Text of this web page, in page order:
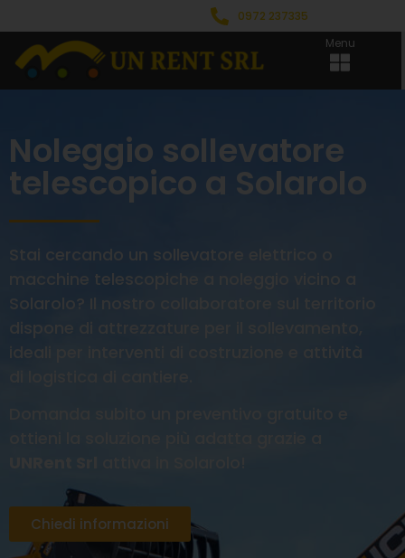
0972 237335
Menu
Noleggio sollevatore
telescopico a Solarolo
Stai cercando un sollevatore elettrico o
macchine telescopiche a noleggio vicino a
Solarolo? Il nostro collaboratore sul territorio
dispone di attrezzature per il sollevamento,
ideali per interventi di costruzione e attività
Chiedi informazioni